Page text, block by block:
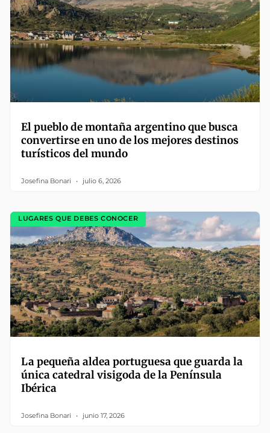
El pueblo de montaña argentino que busca
convertirse en uno de los mejores destinos
turísticos del mundo
Josefina Bonari julio 6, 2026
LUGARES QUE DEBES CONOCER
La pequeña aldea portuguesa que guarda la
única catedral visigoda de la Península
Ibérica
Josefina Bonari junio 17, 2026